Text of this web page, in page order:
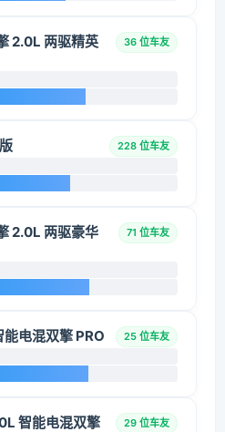
2.0L 两驱精英
36 位车友
228 位车友
2.0L 两驱豪华
71 位车友
电混双擎 PRO 25 位车友
智能电混双擎
29 位车友